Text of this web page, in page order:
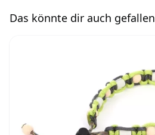
Das könnte dir auch gefallen